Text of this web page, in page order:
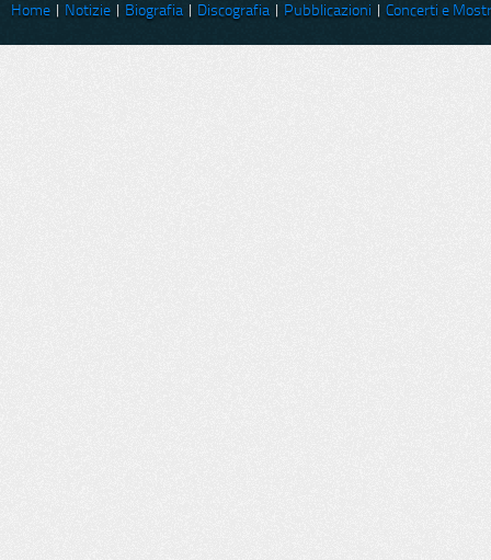
Home Notizie Biografia Discografia Pubblicazioni Concerti e